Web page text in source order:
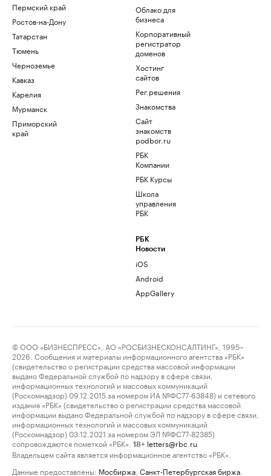
Пермский край
Ростов-на-Дону
Татарстан
Тюмень
Черноземье
Кавказ
Карелия
Мурманск
Приморский
край
Облако для
бизнеса
Корпоративный
регистратор
доменов
Хостинг
сайтов
Рег.решения
Знакомства
Сайт
знакомств
podbor.ru
РБК
Компании
РБК Курсы
Школа
управления
РБК
РБК
Новости
iOS
Android
AppGallery
© ООО «БИЗНЕСПРЕСС», АО «РОСБИЗНЕСКОНСАЛТИНГ», 1995–
2026. Сообщения и материалы информационного агентства «РБК»
(свидетельство о регистрации средства массовой информации
выдано Федеральной службой по надзору в сфере связи,
информационных технологий и массовых коммуникаций
(Роскомнадзор) 09.12.2015 за номером ИА №ФС77-63848) и сетевого
издания «РБК» (свидетельство о регистрации средства массовой
информации выдано Федеральной службой по надзору в сфере связи,
информационных технологий и массовых коммуникаций
(Роскомнадзор) 03.12.2021 за номером ЭЛ №ФС77-82385)
сопровождаются пометкой «РБК».
18+ letters@rbc.ru
Владельцем сайта является информационное агентство «РБК».
Данные предоставлены: Мосбиржа Санкт-Петербургская биржа